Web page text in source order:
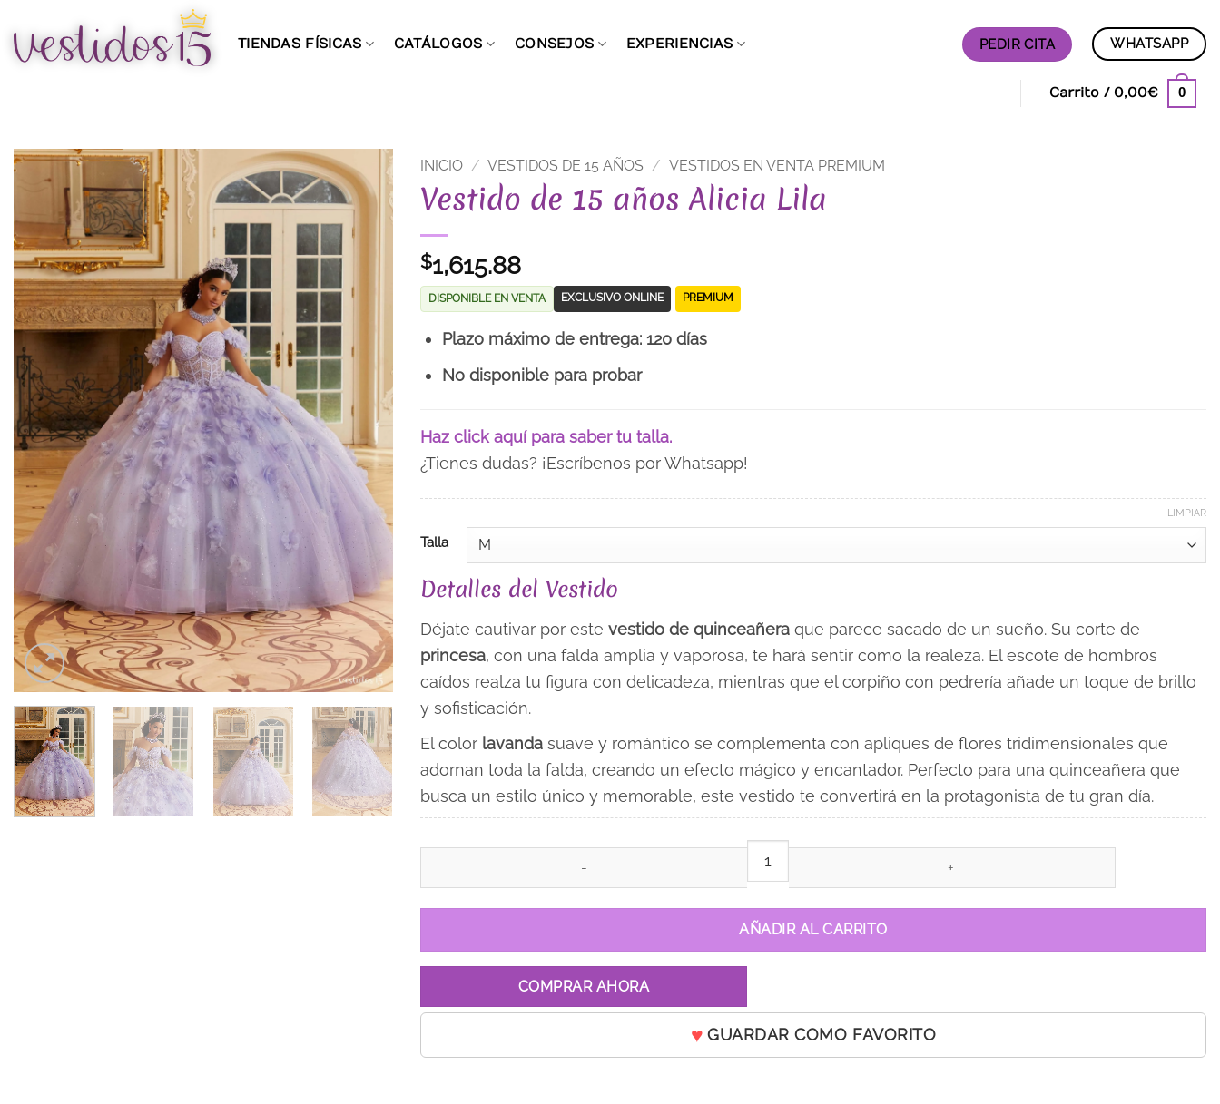
contenido
TIENDAS FÍSICAS CATÁLOGOS CONSEJOS EXPERIENCIAS PEDIR CITA WHATSAPP
Carrito / 0,00€ 0
INICIO / VESTIDOS DE 15 AÑOS / VESTIDOS EN VENTA PREMIUM
Vestido de 15 años Alicia Lila
$1,615.88
DISPONIBLE EN VENTA EXCLUSIVO ONLINE PREMIUM
Plazo máximo de entrega: 120 días
No disponible para probar
Haz click aquí para saber tu talla.
¿Tienes dudas? ¡Escríbenos por Whatsapp!
Talla
LIMPIAR
Detalles del Vestido
Déjate cautivar por este vestido de quinceañera que parece sacado de un sueño. Su corte de
princesa, con una falda amplia y vaporosa, te hará sentir como la realeza. El escote de hombros
caídos realza tu figura con delicadeza, mientras que el corpiño con pedrería añade un toque de brillo
y sofisticación.
El color lavanda suave y romántico se complementa con apliques de flores tridimensionales que
adornan toda la falda, creando un efecto mágico y encantador. Perfecto para una quinceañera que
busca un estilo único y memorable, este vestido te convertirá en la protagonista de tu gran día.
Vestido de 15 años Alicia Lila cantidad
AÑADIR AL CARRITO
COMPRAR AHORA
GUARDAR COMO FAVORITO